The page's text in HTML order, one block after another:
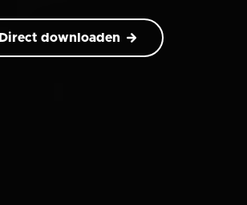
Direct downloaden